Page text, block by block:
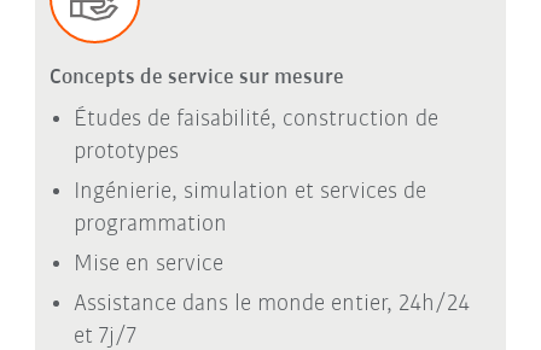
Concepts de service sur mesure
Études de faisabilité, construction de
prototypes
Ingénierie, simulation et services de
programmation
Mise en service
Assistance dans le monde entier, 24h/24
et 7j/7